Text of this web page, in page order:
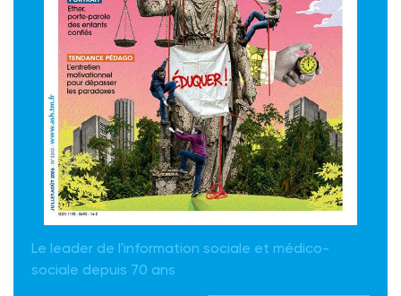
Le leader de l'information sociale et médico-
sociale depuis 70 ans